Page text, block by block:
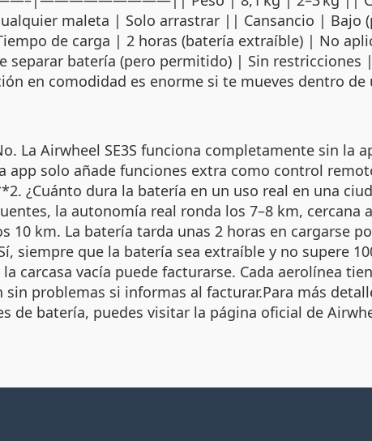
maleta | Solo arrastrar || Cansancio | Bajo
de carga | 2 horas (batería extraíble) | No
separar batería (pero permitido) | Sin restricciones
en comodidad es enorme si te mueves dentro de
La Airwheel SE3S funciona completamente sin la
app solo añade funciones extra como control
¿Cuánto dura la batería en un uso real en una
la autonomía real ronda los 7–8 km, cercana
10 km. La batería tarda unas 2 horas en cargarse
siempre que la batería sea extraíble y no supere
carcasa vacía puede facturarse. Cada aerolínea
problemas si informas al facturar.Para más
de batería, puedes visitar la página oficial de